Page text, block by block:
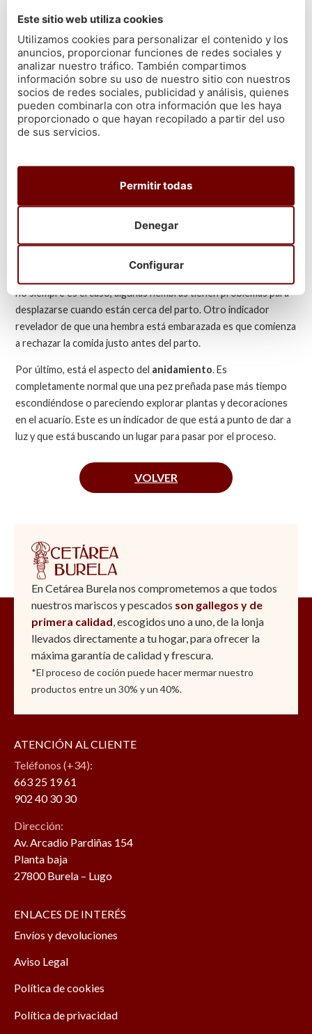
Esta información puede ser sobre todoimportante si tienes
un acuario. A la hora decomprar el mejor pescado y marisco
gallego, no es tan influyente. Aun así, puede ser que quieras
observando el punto grávido
fertilizados, lo que indica que los alevines están comenzando a
desarrollarse en el interior.
no siempre es el caso, algunas hembras tienen problemas para
desplazarse cuando están cerca del parto. Otro indicador
revelador de que una hembra está embarazada es que comienza
a rechazar la comida justo antes del parto.
Por último, está el aspecto del anidamiento. Es
completamente normal que una pez preñada pase más tiempo
escondiéndose o pareciendo explorar plantas y decoraciones
en el acuario. Este es un indicador de que está a punto de dar a
luz y que está buscando un lugar para pasar por el proceso.
VOLVER
En Cetárea Burela nos comprometemos a que todos
nuestros mariscos y pescados son gallegos y de
primera calidad, escogidos uno a uno, de la lonja
llevados directamente a tu hogar, para ofrecer la
máxima garantía de calidad y frescura.
*El proceso de coción puede hacer mermar nuestro
productos entre un 30% y un 40%.
ATENCIÓN AL CLIENTE
Teléfonos (+34):
663 25 19 61
902 40 30 30
Dirección:
Av. Arcadio Pardiñas 154
Planta baja
27800 Burela – Lugo
ENLACES DE INTERÉS
Envíos y devoluciones
Aviso Legal
Política de cookies
Política de privacidad
Este sitio web utiliza cookies
Utilizamos cookies para personalizar el contenido y los
anuncios, proporcionar funciones de redes sociales y
analizar nuestro tráfico. También compartimos
información sobre su uso de nuestro sitio con nuestros
socios de redes sociales, publicidad y análisis, quienes
pueden combinarla con otra información que les haya
proporcionado o que hayan recopilado a partir del uso
de sus servicios.
Configurar
Denegar
Permitir todas